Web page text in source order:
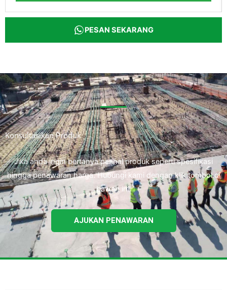
PESAN SEKARANG
Konsultasikan Produk
Jika anda ingin bertanya perihal produk seperti spesifikasi
hingga penawaran harga. Hubungi kami dengan klik tombol di
bawah ini.
AJUKAN PENAWARAN